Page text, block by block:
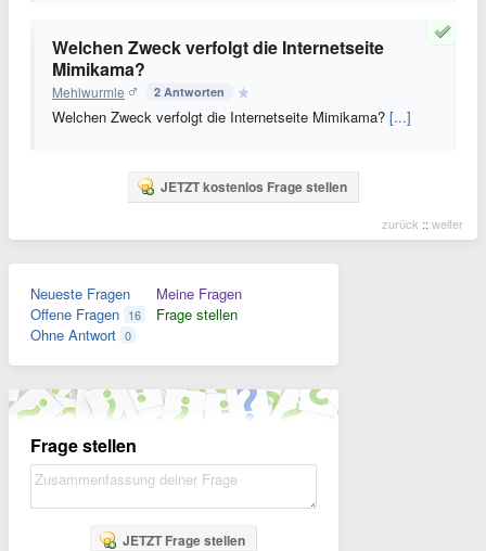
Welchen Zweck verfolgt die Internetseite
Mimikama?
Mehlwurmle 2 Antworten
Welchen Zweck verfolgt die Internetseite Mimikama? [...]
JETZT kostenlos Frage stellen
zurück :: weiter
Neueste Fragen
Offene Fragen 16
Ohne Antwort 0
Meine Fragen
Frage stellen
Frage stellen
JETZT Frage stellen